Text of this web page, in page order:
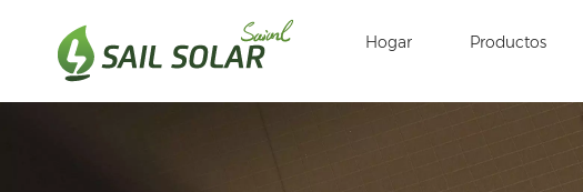
Hogar Productos